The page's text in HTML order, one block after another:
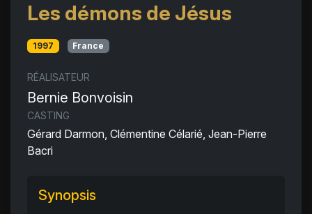
Les démons de Jésus
1997 France
RÉALISATEUR
Bernie Bonvoisin
CASTING
Gérard Darmon, Clémentine Célarié, Jean-Pierre
Bacri
Synopsis